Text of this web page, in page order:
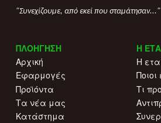
"Συνεχίζουμε, από εκεί που σταμάτησαν..."
ΠΛΟΗΓΗΣΗ
Αρχική
Εφαρμογές
Προϊόντα
Τα νέα μας
Κατάστημα
Η
Η
Τι